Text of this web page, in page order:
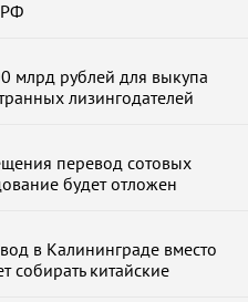
РФ
млрд рублей для выкупа
лизингодателей
перевод сотовых
будет отложен
в Калининграде вместо
собирать китайские